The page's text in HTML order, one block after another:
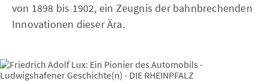
von 1898 bis 1902, ein Zeugnis der bahnbrechenden
Innovationen dieser Ära.